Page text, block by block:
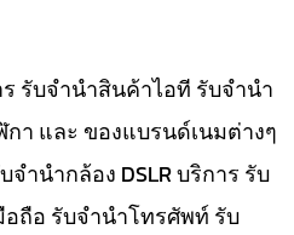
รับจำนำสินค้าไอที รับจำนำ
า และ ของแบรนด์เนมต่างๆ
ำนำกล้อง DSLR บริการ รับ
ถือ รับจำนำโทรศัพท์ รับ